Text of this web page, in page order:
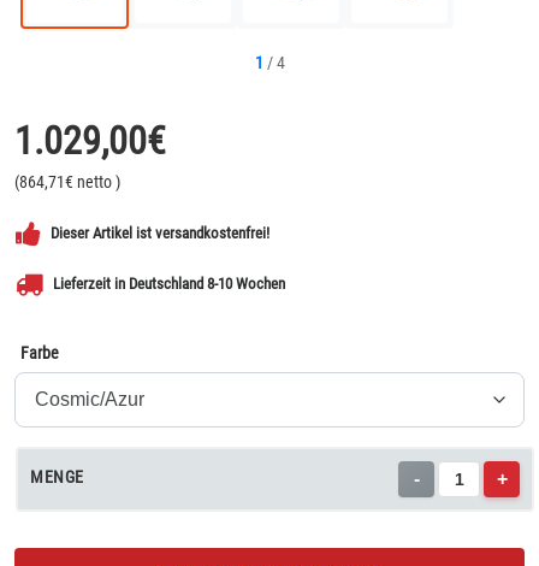
1 /4
1.029,00€
(864,71€ netto)
Dieser Artikel ist versandkostenfrei!
Lieferzeit in Deutschland 8-10 Wochen
Farbe
MENGE - +